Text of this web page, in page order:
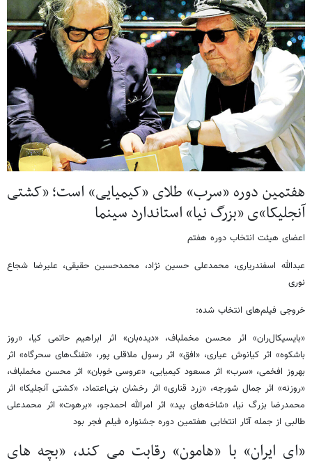
هفتمین دوره «سرب» طلای «کیمیایی» است؛ «کشتی
آنجلیکا»ی «بزرگ نیا» استاندارد سینما
اعضای هیئت انتخاب دوره هفتم
عبدالله اسفندریاری، محمدعلی حسین نژاد، محمدحسین حقیقی، علیرضا شجاع
نوری
خروجی فیلم‌های انتخاب شده:
«بایسیکال‌ران» اثر محسن مخملباف، «دیده‌بان» اثر ابراهیم حاتمی کیا، «روز
باشکوه» اثر کیانوش عیاری، «افق» اثر رسول ملاقلی پور، «تفنگ‌های سحرگاه» اثر
بهروز افخمی، «سرب» اثر مسعود کیمیایی، «عروسی خوبان» اثر محسن مخملباف،
«روزنه» اثر جمال شورجه، «زرد قناری» اثر رخشان بنی‌اعتماد، «کشتی آنجلیکا» اثر
محمدرضا بزرگ نیا، «شاخه‌های بید» اثر امرالله احمدجو، «برهوت» اثر محمدعلی
طالبی از جمله آثار انتخابی هفتمین دوره جشنواره فیلم فجر بود
«ای ایران» با «هامون» رقابت می کند، «بچه های